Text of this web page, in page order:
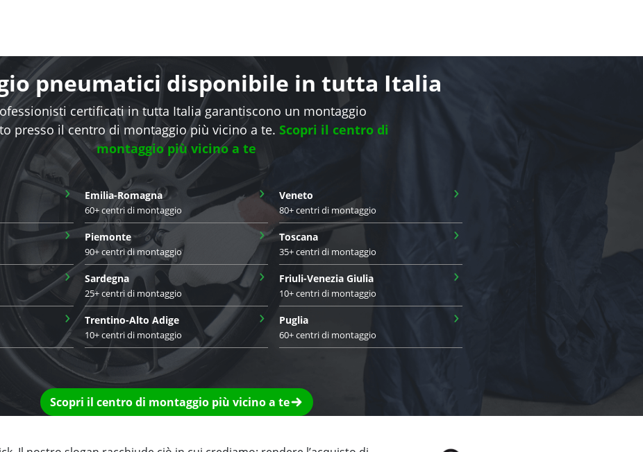
pneumatici disponibile in tutta Italia
certificati in tutta Italia garantiscono un montaggio
presso il centro di montaggio più vicino a te. Scopri il centro di
montaggio più vicino a te
› Emilia-Romagna
60+ centri di montaggio
› Veneto
80+ centri di montaggio
›
› Piemonte
90+ centri di montaggio
› Toscana
35+ centri di montaggio
›
› Sardegna
25+ centri di montaggio
› Friuli-Venezia Giulia
10+ centri di montaggio
›
› Trentino-Alto Adige
10+ centri di montaggio
› Puglia
60+ centri di montaggio
›
Scopri il centro di montaggio più vicino a te